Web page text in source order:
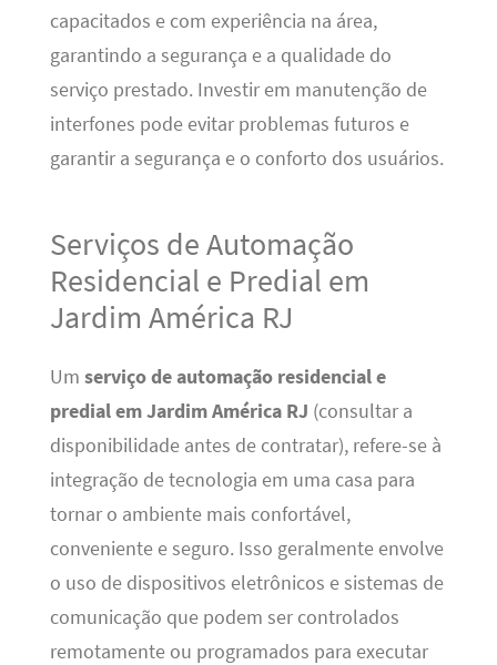
capacitados e com experiência na área,
garantindo a segurança e a qualidade do
serviço prestado. Investir em manutenção de
interfones pode evitar problemas futuros e
garantir a segurança e o conforto dos usuários.
Serviços de Automação
Residencial e Predial em
Jardim América RJ
Um serviço de automação residencial e
predial em Jardim América RJ (consultar a
disponibilidade antes de contratar), refere-se à
integração de tecnologia em uma casa para
tornar o ambiente mais confortável,
conveniente e seguro. Isso geralmente envolve
o uso de dispositivos eletrônicos e sistemas de
comunicação que podem ser controlados
remotamente ou programados para executar